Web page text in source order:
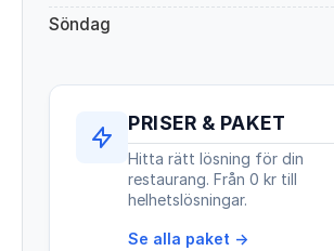
Söndag
PRISER & PAKET
Hitta rätt lösning för din
restaurang. Från 0 kr till
helhetslösningar.
Se alla paket →